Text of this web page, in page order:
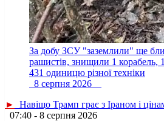
За добу ЗСУ "заземлили" ще
рашистів, знищили 1
431 одиницю різної техніки
8 серпня 2026
►
Навіщо Трамп грає з Іраном і
07:40 - 8 серпня 2026